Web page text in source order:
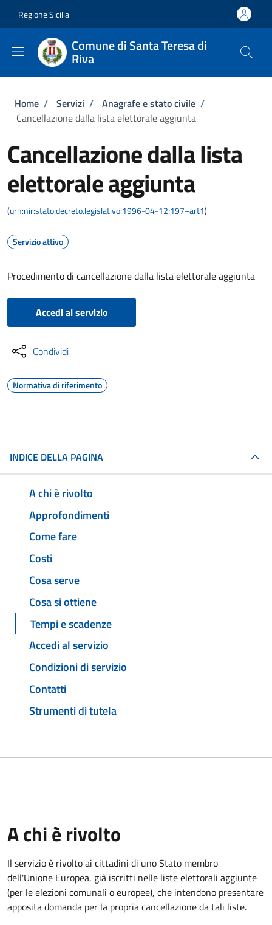
Regione Sicilia
Comune di Santa Teresa di
Riva
Briciole di pane
Home / Servizi / Anagrafe e stato civile /
Cancellazione dalla lista elettorale aggiunta
Cancellazione dalla lista
elettorale aggiunta
(urn:nir:stato:decreto.legislativo:1996-04-12;197~art1)
Servizio attivo
Procedimento di cancellazione dalla lista elettorale aggiunta
Accedi al servizio
Condividi
Normativa di riferimento
INDICE DELLA PAGINA
A chi è rivolto
Approfondimenti
Come fare
Costi
Cosa serve
Cosa si ottiene
Tempi e scadenze
Accedi al servizio
Condizioni di servizio
Contatti
Strumenti di tutela
A chi è rivolto
Il servizio è rivolto ai cittadini di uno Stato membro
dell'Unione Europea, già iscritti nelle liste elettorali aggiunte
(per le elezioni comunali o europee), che intendono presentare
apposita domanda per la propria cancellazione da tali liste.